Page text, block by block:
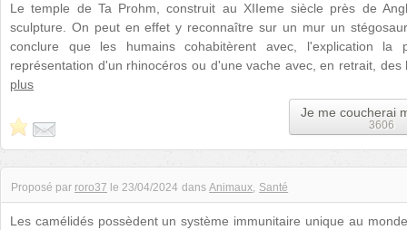
Le temple de Ta Prohm, construit au XIIeme siècle près de
sculpture. On peut en effet y reconnaître sur un mur un
conclure que les humains cohabitèrent avec, l'explication
représentation d'un rhinocéros ou d'une vache avec, en retrait,
plus
Je me coucherai
3606
Proposé par roro37 le 23/04/2024 dans Animaux Santé
Les camélidés possèdent un système immunitaire unique au